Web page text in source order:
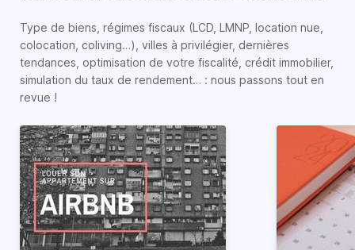
Type de biens, régimes fiscaux (LCD, LMNP, location nue,
colocation, coliving…), villes à privilégier, dernières
tendances, optimisation de votre fiscalité, crédit immobilier,
simulation du taux de rendement… : nous passons tout en
revue !